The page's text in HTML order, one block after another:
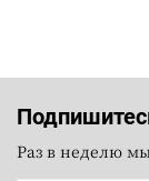
Раз в неделю